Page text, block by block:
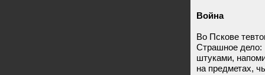
Война
Во Пскове
Страшное дело:
штуками,
на предметах,